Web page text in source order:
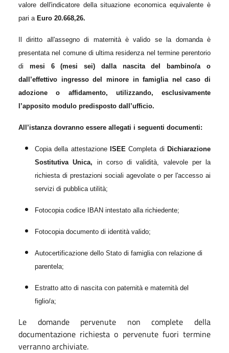
valore dell'indicatore della situazioneeconomica equivalente è
pari a Euro 20.668,26.
Il diritto all'assegno di maternità è valido se la domanda è
presentata nel comune di ultima residenza nel termine perentorio
di mesi 6 (mesi sei) dalla nascita del bambino/a o
dall’effettivo ingresso del minore in famiglia nel caso di
adozione o affidamento, utilizzando, esclusivamente
l’apposito modulo predisposto dall’ufficio.
All’istanza dovranno essere allegati i seguenti documenti:
Copia della attestazione ISEECompleta diDichiarazione
Sostitutiva Unica, in corso di validità, valevole per la
richiesta di prestazioni sociali agevolate o per l'accesso ai
servizi di pubblica utilità;
Fotocopia codice IBAN intestato alla richiedente;
Fotocopia documento di identità valido;
Autocertificazione dello Stato di famiglia con relazione di
parentela;
Estratto atto di nascita con paternità e maternità del
figlio/a;
Le domande pervenute non complete della
documentazione richiesta o pervenute fuori termine
verranno archiviate.